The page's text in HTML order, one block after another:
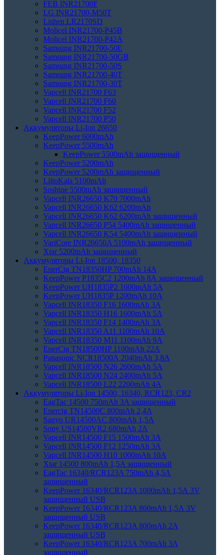
FEB INR21700F
LG INR21700-M50T
Lishen LR2170SD
Molicel INR21700-P45B
Molicel INR21700-P42A
Samsung INR21700-50E
Samsung INR21700-50GB
Samsung INR21700-50S
Samsung INR21700-40T
Samsung INR21700-30T
Vapcell INR21700 F63
Vapcell INR21700 F60
Vapcell INR21700 F52
Vapcell INR21700 P50
Аккумуляторы Li-Ion 26650
KeepPower 6000mAh
KeepPower 5500mAh
KeepPower 5500mAh защищенный
KeepPower 5200mAh
KeepPower 5200mAh защищенный
LiitoKala 5100mAh
Soshine 5500mAh защищенный
Vapcell INR26650 K70 7000mAh
Vapcell INR26650 K62 6200mAh
Vapcell INR26650 K62 6200mAh защищенный
Vapcell INR26650 P54 5400mAh защищенный
Vapcell INR26650 K54 5400mAh защищенный
VariCore INR26650A 5100mAh защищенный
Xtar 5200mAh защищенный
Аккумуляторы Li-Ion 18500, 18350
EnerCig TN18350HP 700mAh 14A
KeepPower P1835C2 1200mAh 8А защищенный
KeepPower UH1835P2 1600mAh 5А
KeepPower UH1835P 1200mAh 10А
Vapcell INR18350 F16 1600mAh 3A
Vapcell INR18350 H16 1600mAh 5A
Vapcell INR18350 F14 1400mAh 3A
Vapcell INR18350 A11 1100mAh 10A
Vapcell INR18350 M11 1100mAh 9A
EnerCig TN18500HP 1100mAh 22A
Panasonic NCR18500А 2040mAh 3,8А
Vapcell INR18500 N26 2600mAh 5А
Vapcell INR18500 N24 2400mAh 5А
Vapcell INR18500 L22 2200mAh 4А
Аккумуляторы Li-Ion 14500, 16340, RCR123, CR2
EagTac 14500 750mAh 3A защищенный
Enercig TN14500C 800mAh 2,4А
Sanyo UR14500AC 800mAh 1,5А
Sony US14500VR2 680mAh 2А
Vapcell INR14500 F15 1500mAh 3А
Vapcell INR14500 F12 1250mAh 3А
Vapcell INR14500 H10 1000mAh 10А
Xtar 14500 800mAh 1,5A защищенный
EagTac 16340/RCR123A 750mAh 4,5A
защищенный
KeepPower 16340/RCR123A 1000mAh 1,5А 3V
защищенный USB
KeepPower 16340/RCR123A 860mAh 1,5А 3V
защищенный USB
KeepPower 16340/RCR123A 800mAh 2А
защищенный USB
KeepPower 16340/RCR123A 700mAh 3A
защищенный